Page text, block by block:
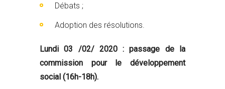
Débats ;
Adoption des résolutions.
Lundi 03 /02/ 2020 : passage de la
commission pour le développement
social (16h-18h).